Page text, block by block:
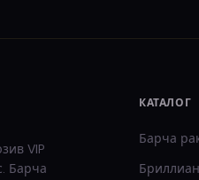
VIP
Барча
КАТАЛОГ
Барча